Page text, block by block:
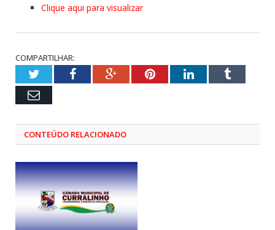
Clique aqui para visualizar
COMPARTILHAR:
TwitterFacebookGoogle+PinterestLinkedInTumblr
Email
CONTEÚDO RELACIONADO